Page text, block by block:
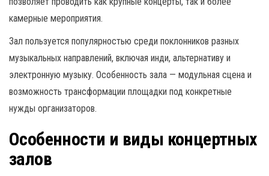
камерные мероприятия.
Зал пользуется популярностью среди поклонников разных
музыкальных направлений, включая инди, альтернативу и
электронную музыку. Особенность зала — модульная сцена и
возможность трансформации площадки под конкретные
нужды организаторов.
Особенности и виды концертных
залов